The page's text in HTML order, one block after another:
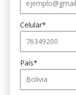
Celular*
País*